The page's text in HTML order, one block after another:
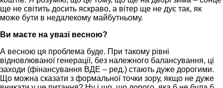
ще не світить досить яскраво, а вітер ще не дує так, як
може бути в недалекому майбутньому.
Ви маєте на увазі весною?
А весною ця проблема буде. При такому рівні
відновлюваної генерації, без належного балансування, ці
заходи (фінансування ВДЕ – ред.) стають дуже дорогими.
Що можна сказати з формальної точки зору, якщо не дуже